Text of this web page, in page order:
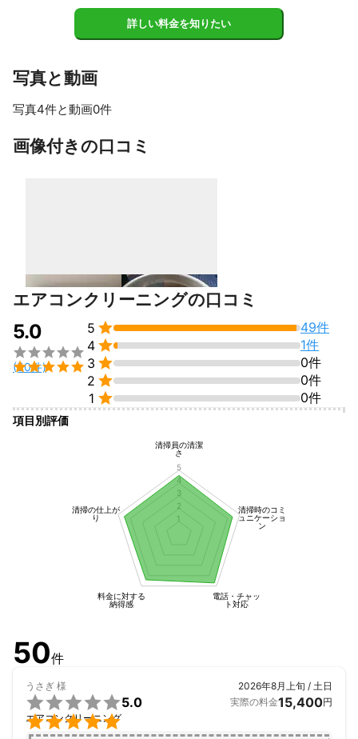
詳しい料金を知りたい
写真と動画
写真4件と動画0件
画像付きの口コミ
エアコンクリーニングの口コミ
5.0


(50件)
5 
49件
4 
1件
3 
0件
2 
0件
1  0件
項目別評価
清掃員の清潔
さ
清掃時のコミ
ュニケーショ
ン
電話・チャッ
ト対応
料金に対する
納得感
清掃の仕上が
り
1
2
3
4
5
50件
うさぎ 様


5.0
エアコンクリーニング
2026年8月上旬 / 土日
実際の料金15,400円